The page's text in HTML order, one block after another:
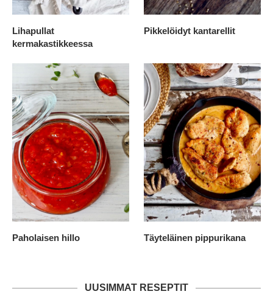
Lihapullat
kermakastikkeessa
Pikkelöidyt kantarellit
Paholaisen hillo Täyteläinen pippurikana
UUSIMMAT RESEPTIT